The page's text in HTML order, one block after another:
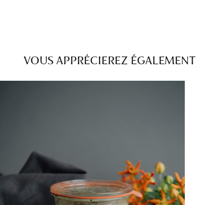
VOUS APPRÉCIEREZ ÉGALEMENT